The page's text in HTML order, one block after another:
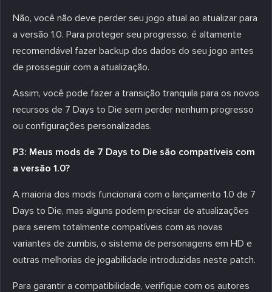
Não, você não deve perder seu jogo atual ao atualizar para
a versão 1.0. Para proteger seu progresso, é altamente
recomendável fazer backup dos dados do seu jogo antes
de prosseguir com a atualização.
Assim, você pode fazer a transição tranquila para os novos
recursos de 7 Days to Die sem perder nenhum progresso
ou configurações personalizadas.
P3: Meus mods de 7 Days to Die são compatíveis com
a versão 1.0?
A maioria dos mods funcionará com o lançamento 1.0 de 7
Days to Die, mas alguns podem precisar de atualizações
para serem totalmente compatíveis com as novas
variantes de zumbis, o sistema de personagens em HD e
outras melhorias de jogabilidade introduzidas neste patch.
Para garantir a compatibilidade, verifique com os autores